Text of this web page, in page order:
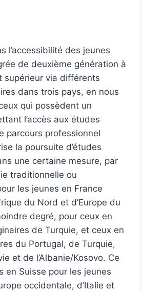
l’accessibilité des jeunes
de deuxième génération à
supérieur via différents
dans trois pays, en nous
qui possèdent un
l’accès aux études
parcours professionnel
la poursuite d’études
une certaine mesure, par
traditionnelle ou
les jeunes en France
du Nord et d’Europe du
degré, pour ceux en
de Turquie, et ceux en
du Portugal, de Turquie,
et de l’Albanie/Kosovo. Ce
en Suisse pour les jeunes
occidentale, d’Italie et